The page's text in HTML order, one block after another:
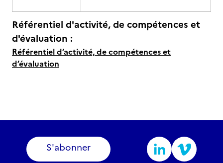
Référentiel d'activité, de compétences et
d'évaluation :
Référentiel d’activité, de compétences et
d’évaluation
S'abonner